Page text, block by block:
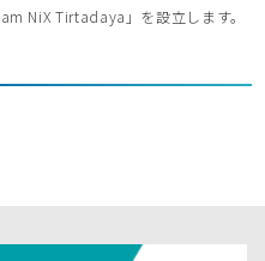
NiX Tirtadaya」を設立します。